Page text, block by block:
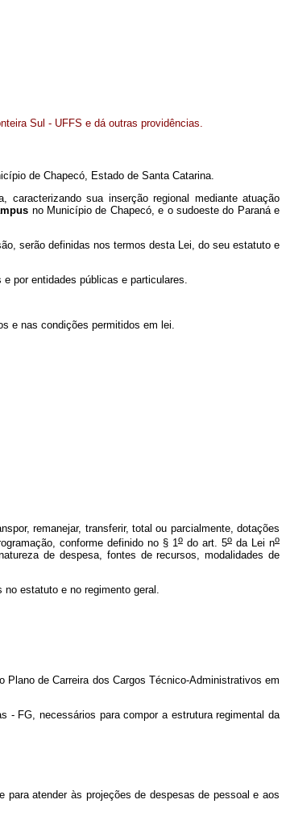
Sul - UFFS e dá outras providências.
de Chapecó, Estado de Santa Catarina.
sua inserção regional mediante atuação
no Município de Chapecó, e o sudoeste do Paraná e
serão definidas nos termos desta Lei, do seu estatuto e
por entidades públicas e particulares.
e nas condições permitidos em lei.
remanejar, transferir, total ou parcialmente, dotações
conforme definido no § 1odo art. 5oda Lei no
de despesa, fontes de recursos, modalidades de
estatuto e no regimento geral.
de Carreira dos Cargos Técnico-Administrativos em
FG, necessários para compor a estrutura regimental da
atender às projeções de despesas de pessoal e aos